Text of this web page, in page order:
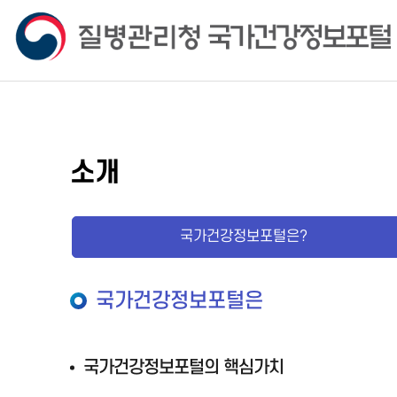
소개
국가건강정보포털은?
국가건강정보포털은
국가건강정보포털의 핵심가치